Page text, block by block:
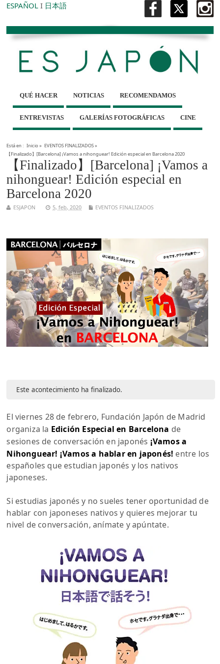
ESPAÑOL I 日本語
QUÉ HACER NOTICIAS RECOMENDAMOS
ENTREVISTAS GALERÍAS FOTOGRÁFICAS CINE
Está en : Inicio» EVENTOS FINALIZADOS»
【Finalizado】[Barcelona] ¡Vamos a nihonguear! Edición especial en Barcelona 2020
【Finalizado】[Barcelona] ¡Vamos a
nihonguear! Edición especial en
Barcelona 2020
ESJAPON 5, feb, 2020 EVENTOS FINALIZADOS
Este acontecimiento ha finalizado.
El viernes 28 de febrero, Fundación Japón de Madrid
organiza la Edición Especial en Barcelona de
sesiones de conversación en japonés ¡Vamos a
Nihonguear! ¡Vamos a hablar en japonés! entre los
españoles que estudian japonés y los nativos
japoneses.
Si estudias japonés y no sueles tener oportunidad de
hablar con japoneses nativos y quieres mejorar tu
nivel de conversación, anímate y apúntate.